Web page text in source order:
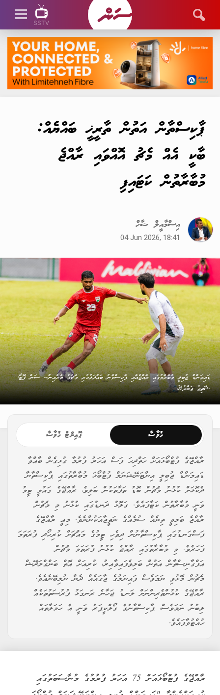
SSTV
SSTV LIVE
ޕާކިސްތާން އަތުން ތާރީޚީ ބައްޔެއް:
ބާކީ އެއް މެޗު އޮއްވައި ރާއްޖެ
މުބާރާތުން ކަޓައިފި
އިސްމާއީލް ޝާހް
04 Jun 2026, 18:41
ޑައިމަންޑް ޖުބިލީ މުބާރާތުގައި ރާއްޖެއާއި ޕާކިސްތާނު ބައްދަލުކުރި މެޗުގެ ތެރެއިން-- ސަން ފޮޓޯ:
ޝާތިޢު ޢަބްދުﷲ
ޚުލާސާ ޕޮއިންޓް ޚުލާސާ
ރާއްޖޭގެ ފުޓްބޯޅައަށް ހަތްދިހަ ފަސް އަހަރު ފުރުމާ ގުޅިގެން ބާއްވާ
ޑައިމަންޑް ޖުބިލީ އިންޓަނޭޝަނަލް ފުޓްބޯޅަ މުބާރާތުގައި ޕާކިސްތާނާ
ދެކޮޅަށް ކުޅުނު މެޗުން ބޮޑު ތަފާތަކުން ބަލިވެ، ރާއްޖޭގެ ގައުމީ ޓީމު
ވަނީ މުބާރާތުން ކަޓާފައެވެ. ގަލޮޅު ދަނޑުގައި ކުޅުނު މި މެޗުން
ރާއްޖެ ބަލިވީ ތިނެއް ސުމެއްގެ ނަތީޖާއަކުންނެވެ. މިއީ ރާއްޖޭގެ
ފަސްގަނޑުގައި ޕާކިސްތާނުން ދިވެހި ޓީމުގެ މައްޗަށް ކުރިހޯދި ފުރަތަމަ
ފަހަރެވެ. މި މުބާރާތުގައި ރާއްޖެ ކުޅުނު ފުރަތަމަ މެޗުން
އަފްގާނިސްތާން އަތުން ބަލިވެފައިވާއިރު، ކުރިއަށް އޮތް ބަންގްލަދޭޝް
މެޗުން މޮޅުވި ނަމަވެސް ފައިނަލުގެ ޖާގައެއް ދެން ނުލިބޭނެއެވެ.
ރާއްޖޭގެ ކުޅުންތެރިންނަށް ލަނޑު ޖަހާނެ ރަނގަޅު ފުރުސަތުތަކެއް
ލިބުނު ނަމަވެސް، ޕާކިސްތާނުގެ ގޯލްކީޕަރު ވަނީ އެ ހަމަލާތައް
ހުއްޓުވާފައެވެ.
ރާއްޖޭގެ ފުޓްބޯޅައަށް 75 އަހަރު ފުރުމުގެ މުނާސަބަތުގައި